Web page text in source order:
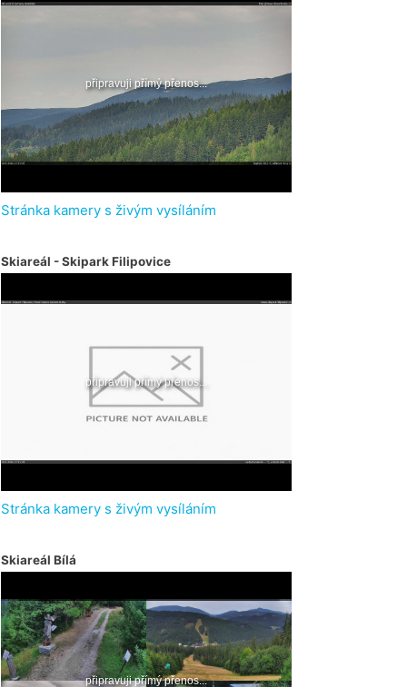
Stránka kamery s živým vysíláním
Skiareál - Skipark Filipovice
Stránka kamery s živým vysíláním
Skiareál Bílá